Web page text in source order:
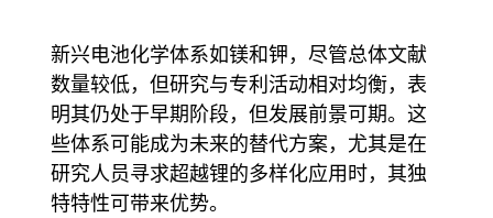
新兴电池化学体系如镁和钾，尽管总体文献
数量较低，但研究与专利活动相对均衡，表
明其仍处于早期阶段，但发展前景可期。这
些体系可能成为未来的替代方案，尤其是在
研究人员寻求超越锂的多样化应用时，其独
特特性可带来优势。